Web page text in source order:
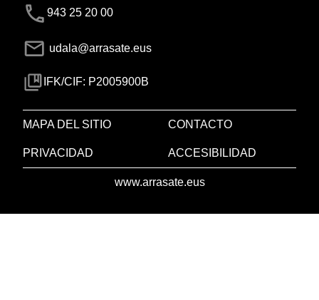
943 25 20 00
udala@arrasate.eus
IFK/CIF: P2005900B
MAPA DEL SITIO CONTACTO
PRIVACIDAD ACCESIBILIDAD
www.arrasate.eus